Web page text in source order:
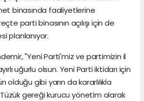
binasında faaliyetlerine
parti binasının açılışı için de
planlanıyor.
"Yeni Parti'miz ve partimizin il
uğurlu olsun. Yeni Parti iktidarı için
olduğu gibi yarın da kararlılıkla
gereği kurucu yönetim olarak